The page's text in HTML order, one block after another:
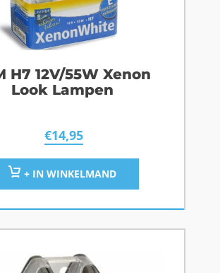
H7 12V/55W Xenon
Look Lampen
€14,95
+ IN WINKELMAND